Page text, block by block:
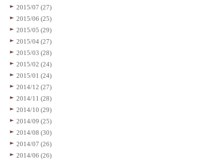
2015/07 (27)
2015/06 (25)
2015/05 (29)
2015/04 (27)
2015/03 (28)
2015/02 (24)
2015/01 (24)
2014/12 (27)
2014/11 (28)
2014/10 (29)
2014/09 (25)
2014/08 (30)
2014/07 (26)
2014/06 (26)